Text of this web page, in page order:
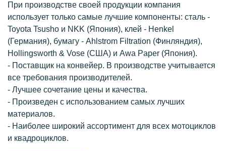
При производстве своей продукции компания
использует только самые лучшие компоненты: сталь -
Toyota Tsusho и NKK (Япония), клей - Henkel
(Германия), бумагу - Ahlstrom Filtration (Финляндия),
Hollingsworth & Vose (США) и Awa Paper (Япония).
- Поставщик на конвейер. В производстве учитывается
все требования производителей.
- Лучшее сочетание цены и качества.
- Произведен с использованием самых лучших
материалов.
- Наиболее широкий ассортимент для всех мотоциклов
и квадроциклов.